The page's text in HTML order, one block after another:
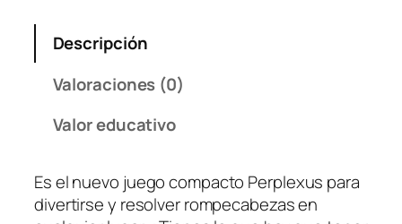
Descripción
Valoraciones (0)
Valor educativo
Es el nuevo juego compacto Perplexus para
divertirse y resolver rompecabezas en